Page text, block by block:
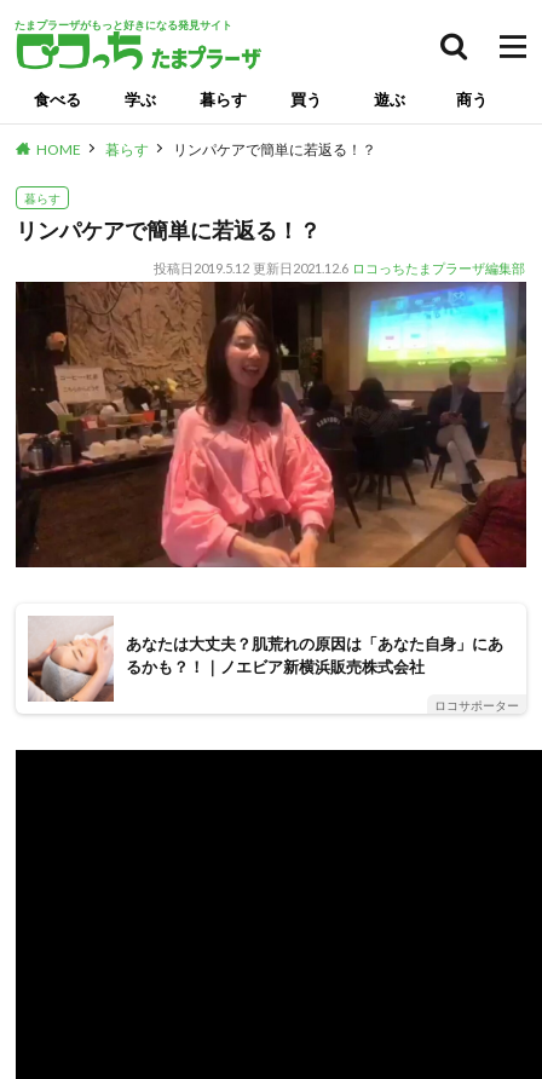
たまプラーザがもっと好きになる発見サイト
食べる 学ぶ 暮らす 買う 遊ぶ 商う
HOME 暮らす リンパケアで簡単に若返る！？
暮らす
リンパケアで簡単に若返る！？
投稿日 2019.5.12 更新日 2021.12.6 ロコっちたまプラーザ編集部
あなたは大丈夫？肌荒れの原因は「あなた自身」にあ
るかも？！｜ノエビア新横浜販売株式会社
ロコサポーター